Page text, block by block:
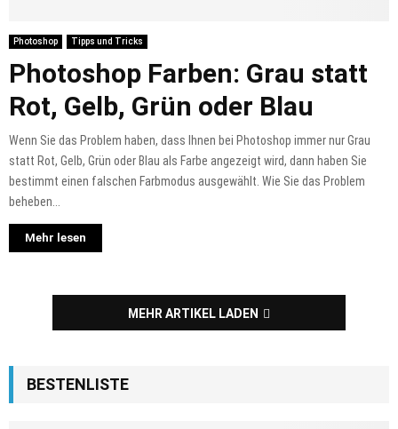
Photoshop Tipps und Tricks
Photoshop Farben: Grau statt
Rot, Gelb, Grün oder Blau
Wenn Sie das Problem haben, dass Ihnen bei Photoshop immer nur Grau
statt Rot, Gelb, Grün oder Blau als Farbe angezeigt wird, dann haben Sie
bestimmt einen falschen Farbmodus ausgewählt. Wie Sie das Problem
beheben...
Mehr lesen
MEHR ARTIKEL LADEN
BESTENLISTE